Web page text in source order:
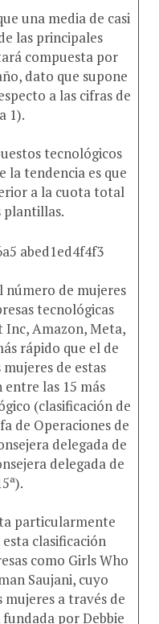
una media de casi
las principales
compuesta por
dato que supone
a las cifras de
1).
tecnológicos
tendencia es que
a la cuota total
plantillas.
de mujeres
tecnológicas
Amazon, Meta,
rápido que el de
de estas
entre las 15 más
(clasificación de
de Operaciones de
delegada de
delegada de
particularmente
clasificación
como Girls Who
Saujani, cuyo
a través de
por Debbie